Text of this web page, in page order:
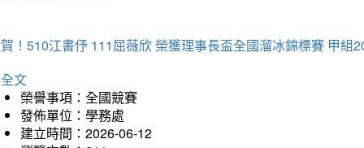
！510江書伃 111屈薇欣 榮獲理事長盃全國溜冰錦標賽 甲組
文
榮譽事項：全國競賽
發佈單位：學務處
建立時間：2026-06-12